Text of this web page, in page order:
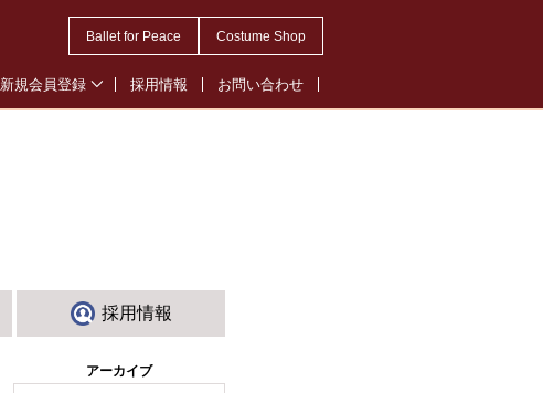
Ballet for Peace Costume Shop
新規会員登録 採用情報 お問い合わせ
採用情報
アーカイブ